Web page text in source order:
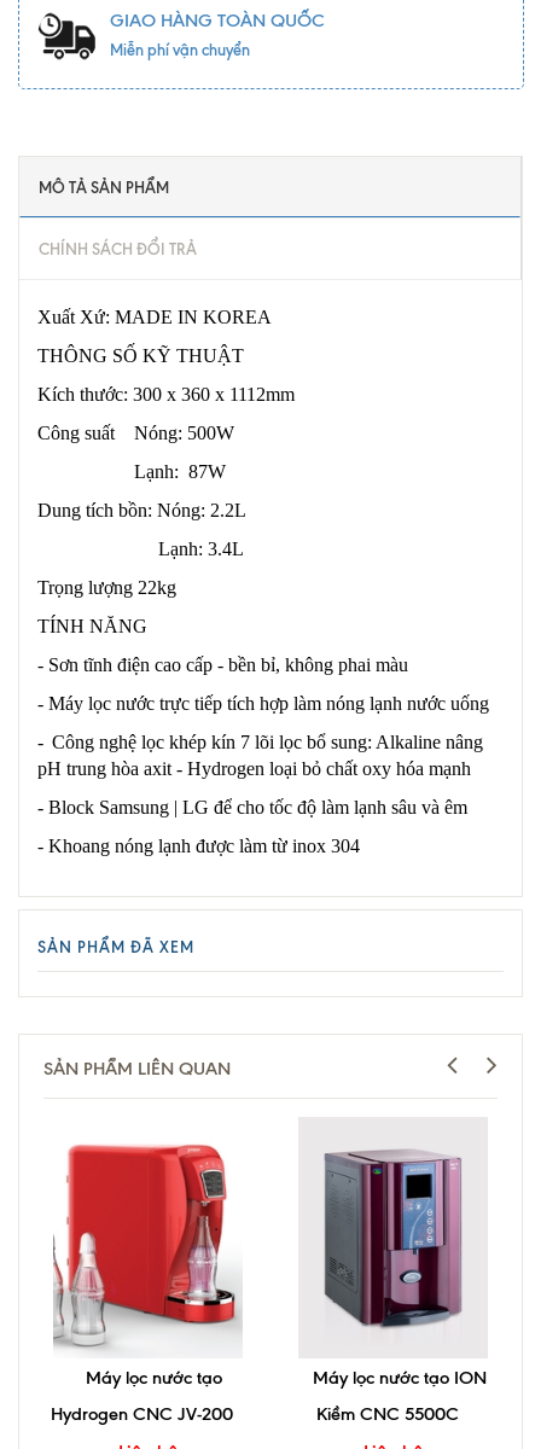
GIAO HÀNG TOÀN QUỐC
Miễn phí vận chuyển
MÔ TẢ SẢN PHẨM
CHÍNH SÁCH ĐỔI TRẢ
Xuất Xứ: MADE IN KOREA
THÔNG SỐ KỸ THUẬT
Kích thước: 300 x 360 x 1112mm
Công suất Nóng: 500W
Lạnh: 87W
Dung tích bồn: Nóng: 2.2L
Lạnh: 3.4L
Trọng lượng 22kg
TÍNH NĂNG
- Sơn tĩnh điện cao cấp - bền bỉ, không phai màu
- Máy lọc nước trực tiếp tích hợp làm nóng lạnh nước uống
- Công nghệ lọc khép kín 7 lõi lọc bổ sung: Alkaline nâng
pH trung hòa axit - Hydrogen loại bỏ chất oxy hóa mạnh
- Block Samsung | LG để cho tốc độ làm lạnh sâu và êm
- Khoang nóng lạnh được làm từ inox 304
SẢN PHẨM ĐÃ XEM
SẢN PHẨM LIÊN QUAN
Máy lọc nước tạo
Hydrogen CNC JV-200
Máy lọc nước tạo ION
Kiềm CNC 5500C